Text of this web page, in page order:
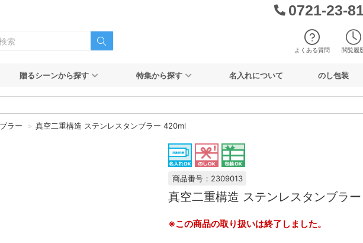
0721-23-
よくある質問 閲覧履
贈るシーンから探す 特集から探す 名入れについて のし包装
ラー 真空二重構造 ステンレスタンブラー 420ml
商品番号：2309013
真空二重構造 ステンレスタンブラ
※この商品の取り扱いは終了しました。